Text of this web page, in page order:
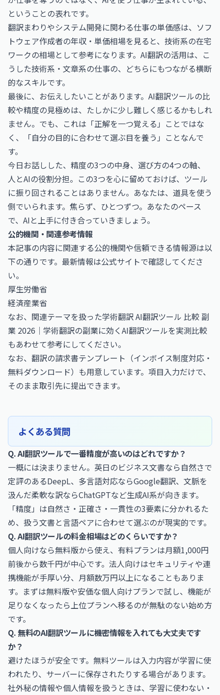
ということの表れです。
翻訳まわりやシステム開発に関わる仕事の単価感は、 ソフ
トウェア作成者の年収・単価相場を見ると、技術系の在宅
ワークの相場として参考になります。AI翻訳の活用は、こ
うした技術系・文章系の仕事の、どちらにもつながる横断
的なスキルです。
最後に、お伝えしたいことがあります。AI翻訳ツールの比
較や精度の見極めは、たしかに少し難しく感じるかもしれ
ません。でも、これは「正解を一つ覚える」ことではな
く、「自分の目的に合わせて選ぶ目を養う」ことなんで
す。
今日お話しした、精度の3つの中身、選び方の4つの軸、
人とAIの役割分担。この3つを心に留めておけば、ツール
に振り回されることはありません。あなたは、道具を使う
側でいられます。焦らず、ひとつずつ。あなたのペース
で、AIと上手に付き合っていきましょう。
公的機関・関連参考情報
本記事の内容に関連する公的機関や信頼できる情報源は以
下の通りです。最新情報は公式サイトで確認してくださ
い。
厚生労働省
経済産業省
なお、関連テーマを扱った学術翻訳 AI翻訳ツール 比較 副
業 2026｜学術翻訳の副業に効くAI翻訳ツールを実測比較
もあわせて参考にしてください。
なお、 翻訳の請求書テンプレート（インボイス制度対応・
無料ダウンロード） も用意しています。項目入力だけで、
そのまま取引先に提出できます。
よくある質問
Q. AI翻訳ツールで一番精度が高いのはどれですか？
一概には決まりません。英日のビジネス文書なら自然さで
定評のあるDeepL、多言語対応ならGoogle翻訳、文脈を
汲んだ柔軟な訳ならChatGPTなど生成AI系が向きます。
「精度」は自然さ・正確さ・一貫性の3要素に分かれるた
め、扱う文書と言語ペアに合わせて選ぶのが現実的です。
Q. AI翻訳ツールの料金相場はどのくらいですか？
個人向けなら無料版から使え、有料プランは月額1,000円
前後から数千円が中心です。法人向けはセキュリティや連
携機能が手厚い分、月額数万円以上になることもありま
す。まずは無料版や安価な個人向けプランで試し、機能が
足りなくなったら上位プランへ移るのが無駄のない始め方
です。
Q. 無料のAI翻訳ツールに機密情報を入れても大丈夫です
か？
避けたほうが安全です。無料ツールは入力内容が学習に使
われたり、サーバーに保存されたりする場合があります。
社外秘の情報や個人情報を扱うときは、学習に使わない・